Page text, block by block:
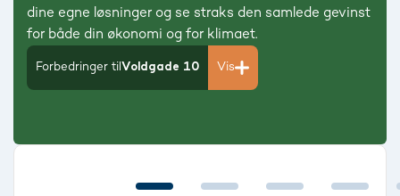
dine egne løsninger og se straks den samlede gevinst
for både din økonomi og for klimaet.
Forbedringer til Voldgade 10 Vis